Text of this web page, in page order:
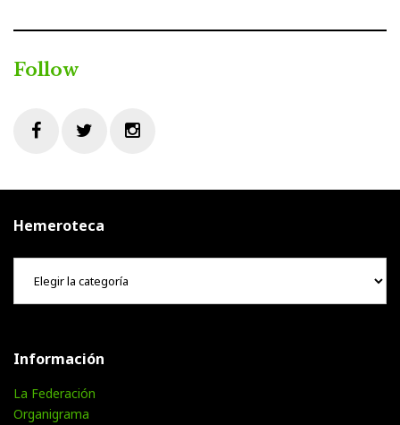
Follow
Hemeroteca
Hemeroteca
Información
La Federación
Organigrama